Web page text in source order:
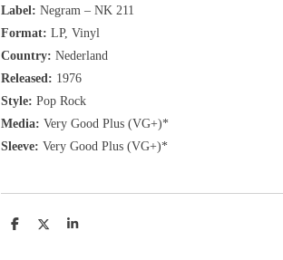
Label: Negram ‎– NK 211
Format: LP, Vinyl
Country: Nederland
Released: 1976
Style: Pop Rock
Media: Very Good Plus (VG+)*
Sleeve: Very Good Plus (VG+)*
D
D
S